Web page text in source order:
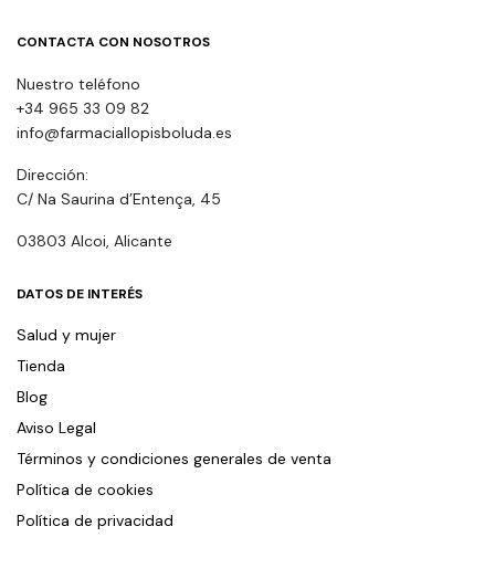
CONTACTA CON NOSOTROS
Nuestro teléfono
+34 965 33 09 82
info@farmaciallopisboluda.es
Dirección:
C/ Na Saurina d’Entença, 45
03803 Alcoi, Alicante
DATOS DE INTERÉS
Salud y mujer
Tienda
Blog
Aviso Legal
Términos y condiciones generales de venta
Política de cookies
Política de privacidad